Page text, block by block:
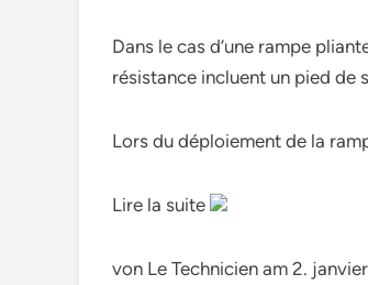
Dans le cas d’une rampe
résistance incluent un pied de
Lors du déploiement de la
Lire la suite
von Le Technicien am 2.